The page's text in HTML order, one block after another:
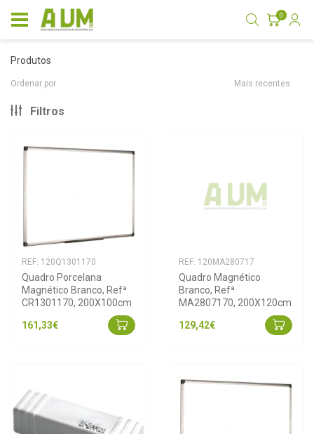
0
produtos
Ordenar por Mais recentes
Filtros
REF: 120Q1301170
Quadro Porcelana
Magnético Branco, Refª
CR1301170, 200X100cm
161,33€
REF: 120MA280717
Quadro Magnético
Branco, Refª
MA2807170, 200X120cm
129,42€